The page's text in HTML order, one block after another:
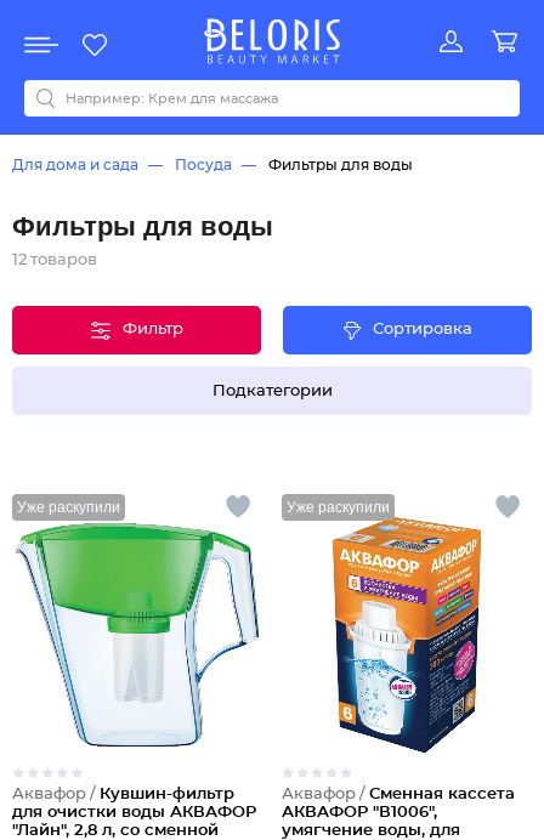
Акции
Все бренды
0-9ABCDEFGHIJKLMNOPQRSTUVWYZАБВДЗИМОКЛНПРСТУФ
Для дома и сада Посуда Фильтры для воды
Фильтры для воды
12 товаров
Фильтр Сортировка
Подкатегории
Уже раскупили
Аквафор / Кувшин-фильтр
для очистки воды АКВАФОР
"Лайн", 2,8 л, со сменной
Уже раскупили
Аквафор / Сменная кассета
АКВАФОР "В1006",
умягчение воды, для